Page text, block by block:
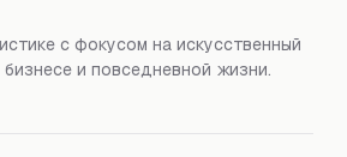
с фокусом на искусственный
и повседневной жизни.